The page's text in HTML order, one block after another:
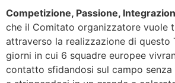
Competizione, Passione,
che il Comitato organizzatore vuole
attraverso la realizzazione di questo
giorni in cui 6 squadre europee
contatto sfidandosi sul campo